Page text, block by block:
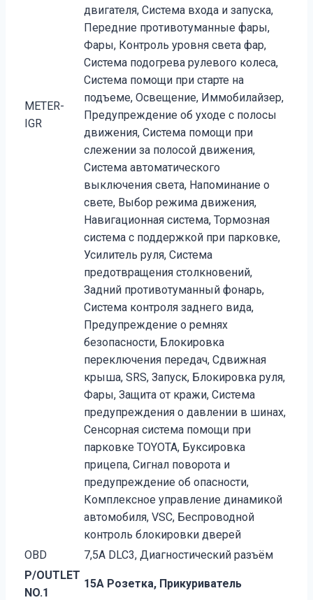
METER-
IGR
двигателя, Система входа и запуска,
Передние противотуманные фары,
Фары, Контроль уровня света фар,
Система подогрева рулевого колеса,
Система помощи при старте на
подъеме, Освещение, Иммобилайзер,
Предупреждение об уходе с полосы
движения, Система помощи при
слежении за полосой движения,
Система автоматического
выключения света, Напоминание о
свете, Выбор режима движения,
Навигационная система, Тормозная
система с поддержкой при парковке,
Усилитель руля, Система
предотвращения столкновений,
Задний противотуманный фонарь,
Система контроля заднего вида,
Предупреждение о ремнях
безопасности, Блокировка
переключения передач, Сдвижная
крыша, SRS, Запуск, Блокировка руля,
Фары, Защита от кражи, Система
предупреждения о давлении в шинах,
Сенсорная система помощи при
парковке TOYOTA, Буксировка
прицепа, Сигнал поворота и
предупреждение об опасности,
Комплексное управление динамикой
автомобиля, VSC, Беспроводной
контроль блокировки дверей
OBD
7,5A DLC3, Диагностический разъём
P/OUTLET
NO.1
15А Розетка, Прикуриватель